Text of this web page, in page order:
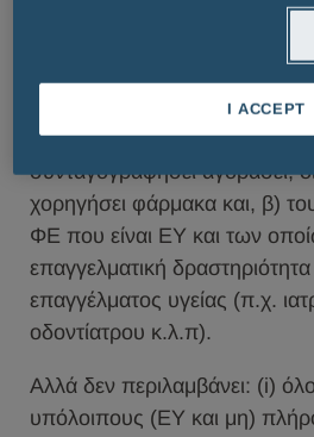
φορέα ή άλλου οργανισμού
του ιδιωτικού τομέα), ο
συνταγογραφήσει αγοράσει,
χορηγήσει φάρμακα και, β)
ΦΕ που είναι ΕΥ και των
επαγγελματική
επαγγέλματος υγείας (π.χ.
οδοντίατρου κ.λ.π).
Αλλά δεν περιλαμβάνει: (i)
υπόλοιπους (ΕΥ και μη)
I ACCEPT